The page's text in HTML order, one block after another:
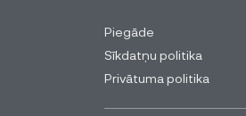
Piegāde
Sīkdatņu politika
Privātuma politika